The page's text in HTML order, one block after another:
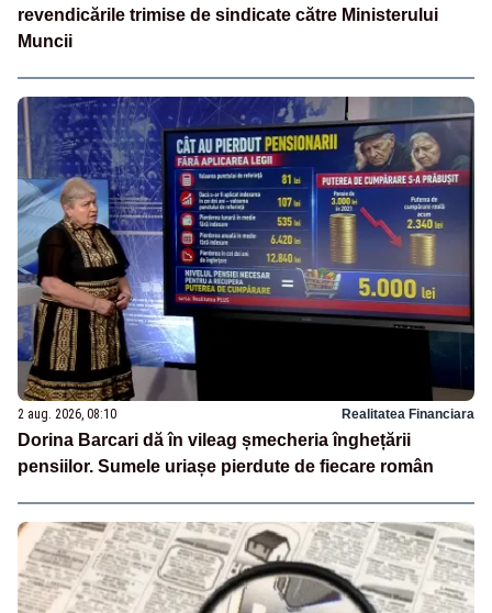
revendicările trimise de sindicate către Ministerului
Muncii
2 aug. 2026, 08:10 Realitatea Financiara
Dorina Barcari dă în vileag șmecheria înghețării
pensiilor. Sumele uriașe pierdute de fiecare român